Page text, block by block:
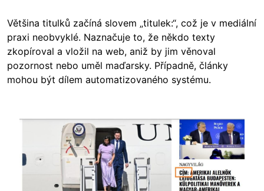
Většina titulků začíná slovem „titulek:“, což je v mediální
praxi neobvyklé. Naznačuje to, že někdo texty
zkopíroval a vložil na web, aniž by jim věnoval
pozornost nebo uměl maďarsky. Případně, články
mohou být dílem automatizovaného systému.